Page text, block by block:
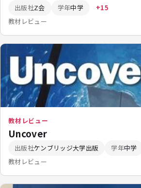
出版社Z会 学年中学 +15
教材レビュー
教材レビュー
Uncover
出版社ケンブリッジ大学出版 学年中学
教材レビュー